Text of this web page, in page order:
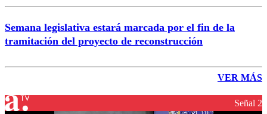
Semana legislativa estará marcada por el fin de la
tramitación del proyecto de reconstrucción
VER MÁS
Señal 2